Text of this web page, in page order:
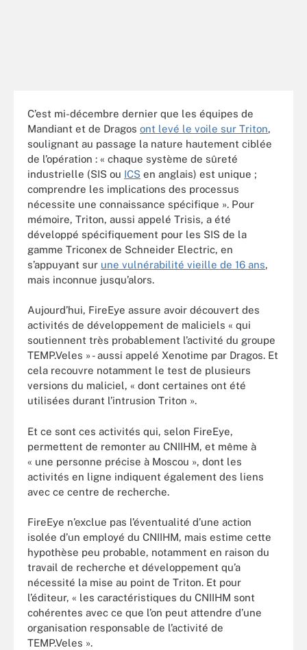
C’est mi-décembre dernier que les équipes de
Mandiant et de Dragos ont levé le voile sur Triton,
soulignant au passage la nature hautement ciblée
de l’opération : « chaque système de sûreté
industrielle (SIS ou ICS en anglais) est unique ;
comprendre les implications des processus
nécessite une connaissance spécifique ». Pour
mémoire, Triton, aussi appelé Trisis, a été
développé spécifiquement pour les SIS de la
gamme Triconex de Schneider Electric, en
s’appuyant sur une vulnérabilité vieille de 16 ans,
mais inconnue jusqu’alors.
Aujourd’hui, FireEye assure avoir découvert des
activités de développement de maliciels « qui
soutiennent très probablement l’activité du groupe
TEMP.Veles » - aussi appelé Xenotime par Dragos. Et
cela recouvre notamment le test de plusieurs
versions du maliciel, « dont certaines ont été
utilisées durant l’intrusion Triton ».
Et ce sont ces activités qui, selon FireEye,
permettent de remonter au CNIIHM, et même à
« une personne précise à Moscou », dont les
activités en ligne indiquent également des liens
avec ce centre de recherche.
FireEye n’exclue pas l’éventualité d’une action
isolée d’un employé du CNIIHM, mais estime cette
hypothèse peu probable, notamment en raison du
travail de recherche et développement qu’a
nécessité la mise au point de Triton. Et pour
l’éditeur, « les caractéristiques du CNIIHM sont
cohérentes avec ce que l’on peut attendre d’une
organisation responsable de l’activité de
TEMP.Veles ».